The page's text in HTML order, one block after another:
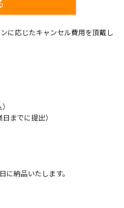
に応じたキャンセル費用を頂戴し
までに提出）
納品いたします。